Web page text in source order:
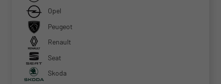
Opel
Peugeot
Renault
Seat
Skoda